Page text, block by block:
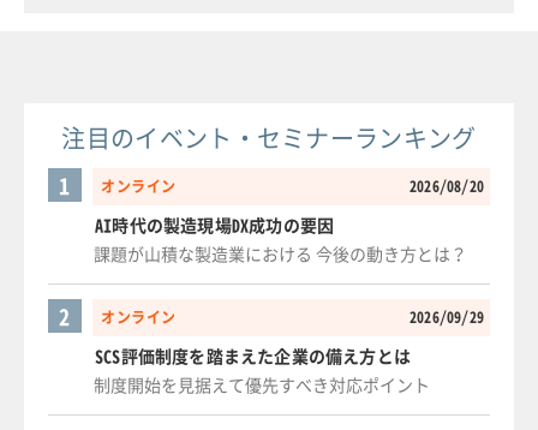
注目のイベント・セミナーランキング
オンライン 2026/08/20
1
AI時代の製造現場DX成功の要因
課題が山積な製造業における 今後の動き方とは？
オンライン 2026/09/29
2
SCS評価制度を踏まえた企業の備え方とは
制度開始を見据えて優先すべき対応ポイント